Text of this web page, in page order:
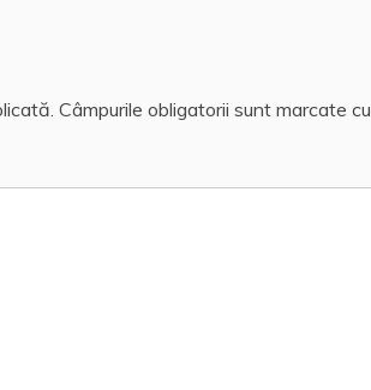
Câmpurile obligatorii sunt marcate cu